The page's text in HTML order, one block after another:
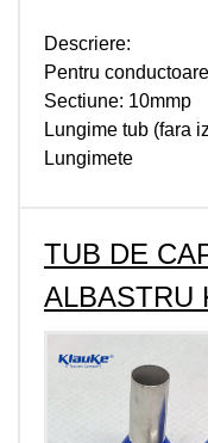
Descriere:
Pentru
Sectiune: 10mmp
Lungime tub (fara
Lungimete
TUB DE
ALBASTRU